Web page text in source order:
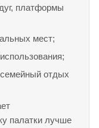
платформы
мест;
отдых
палатки лучше